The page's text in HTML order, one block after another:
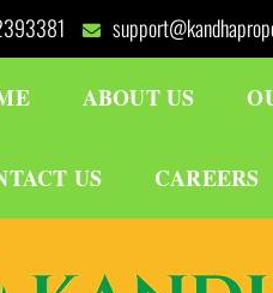
ABOUT US
US CAREERS